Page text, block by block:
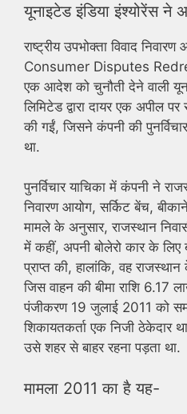
यूनाइटेड इंडिया इंश्योरेंस ने
राष्ट्रीय उपभोक्ता विवाद
Consumer Disputes
एक आदेश को चुनौती देने वाली
लिमिटेड द्वारा दायर एक अपील पर
की गईं, जिसने कंपनी की
था.
पुनर्विचार याचिका में कंपनी ने
निवारण आयोग, सर्किट बेंच,
मामले के अनुसार, राजस्थान
में कहीं, अपनी बोलेरो कार के लिए
प्राप्त की, हालांकि, वह
जिस वाहन की बीमा राशि 6.17
पंजीकरण 19 जुलाई 2011 को
शिकायतकर्ता एक निजी ठेकेदार
उसे शहर से बाहर रहना पड़ता था.
मामला 2011 का है यह-